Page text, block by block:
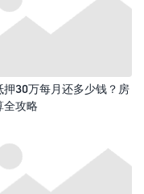
押30万每月还多少钱？房
全攻略​